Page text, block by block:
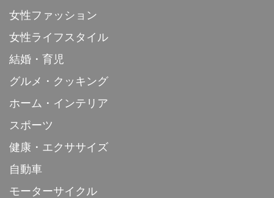
女性ファッション
女性ライフスタイル
結婚・育児
グルメ・クッキング
ホーム・インテリア
スポーツ
健康・エクササイズ
自動車
モーターサイクル